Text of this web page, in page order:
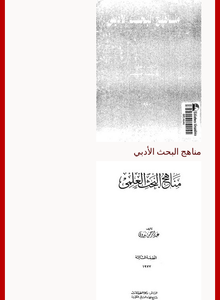
مناهج البحث الأدبي